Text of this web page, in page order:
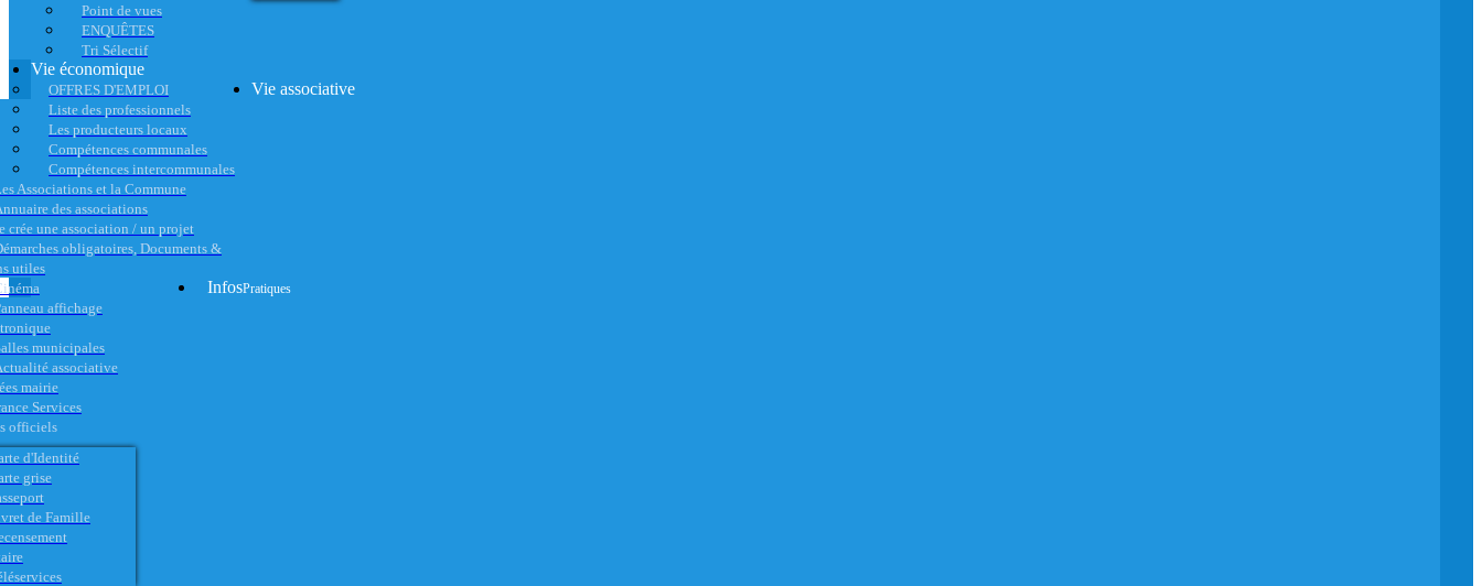
Point de vues
ENQUÊTES
Tri Sélectif
Vie économique
OFFRES D'EMPLOI
Liste des professionnels
Les producteurs locaux
Compétences communales
Compétences intercommunales
Vie associative
Associations et la Commune
des associations
crée une association / un projet
obligatoires, Documents &
utiles
affichage
municipales
associative
InfosPratiques
mairie
Services
officiels
d'Identité
grise
de Famille